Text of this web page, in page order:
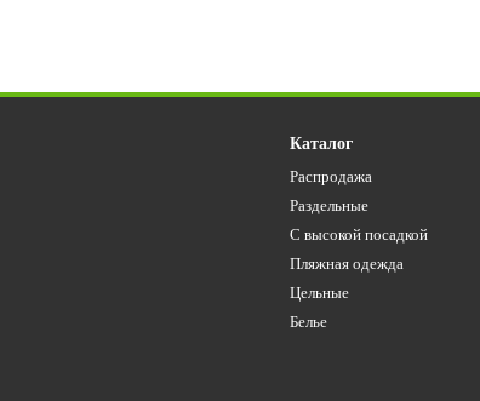
Каталог
Распродажа
Раздельные
С высокой посадкой
Пляжная одежда
Цельные
Белье